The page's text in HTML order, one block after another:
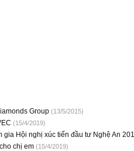
Group (13/5/2015)
(15/4/2019)
gia Hội nghị xúc tiến đầu tư Nghệ An
chị em (15/4/2019)